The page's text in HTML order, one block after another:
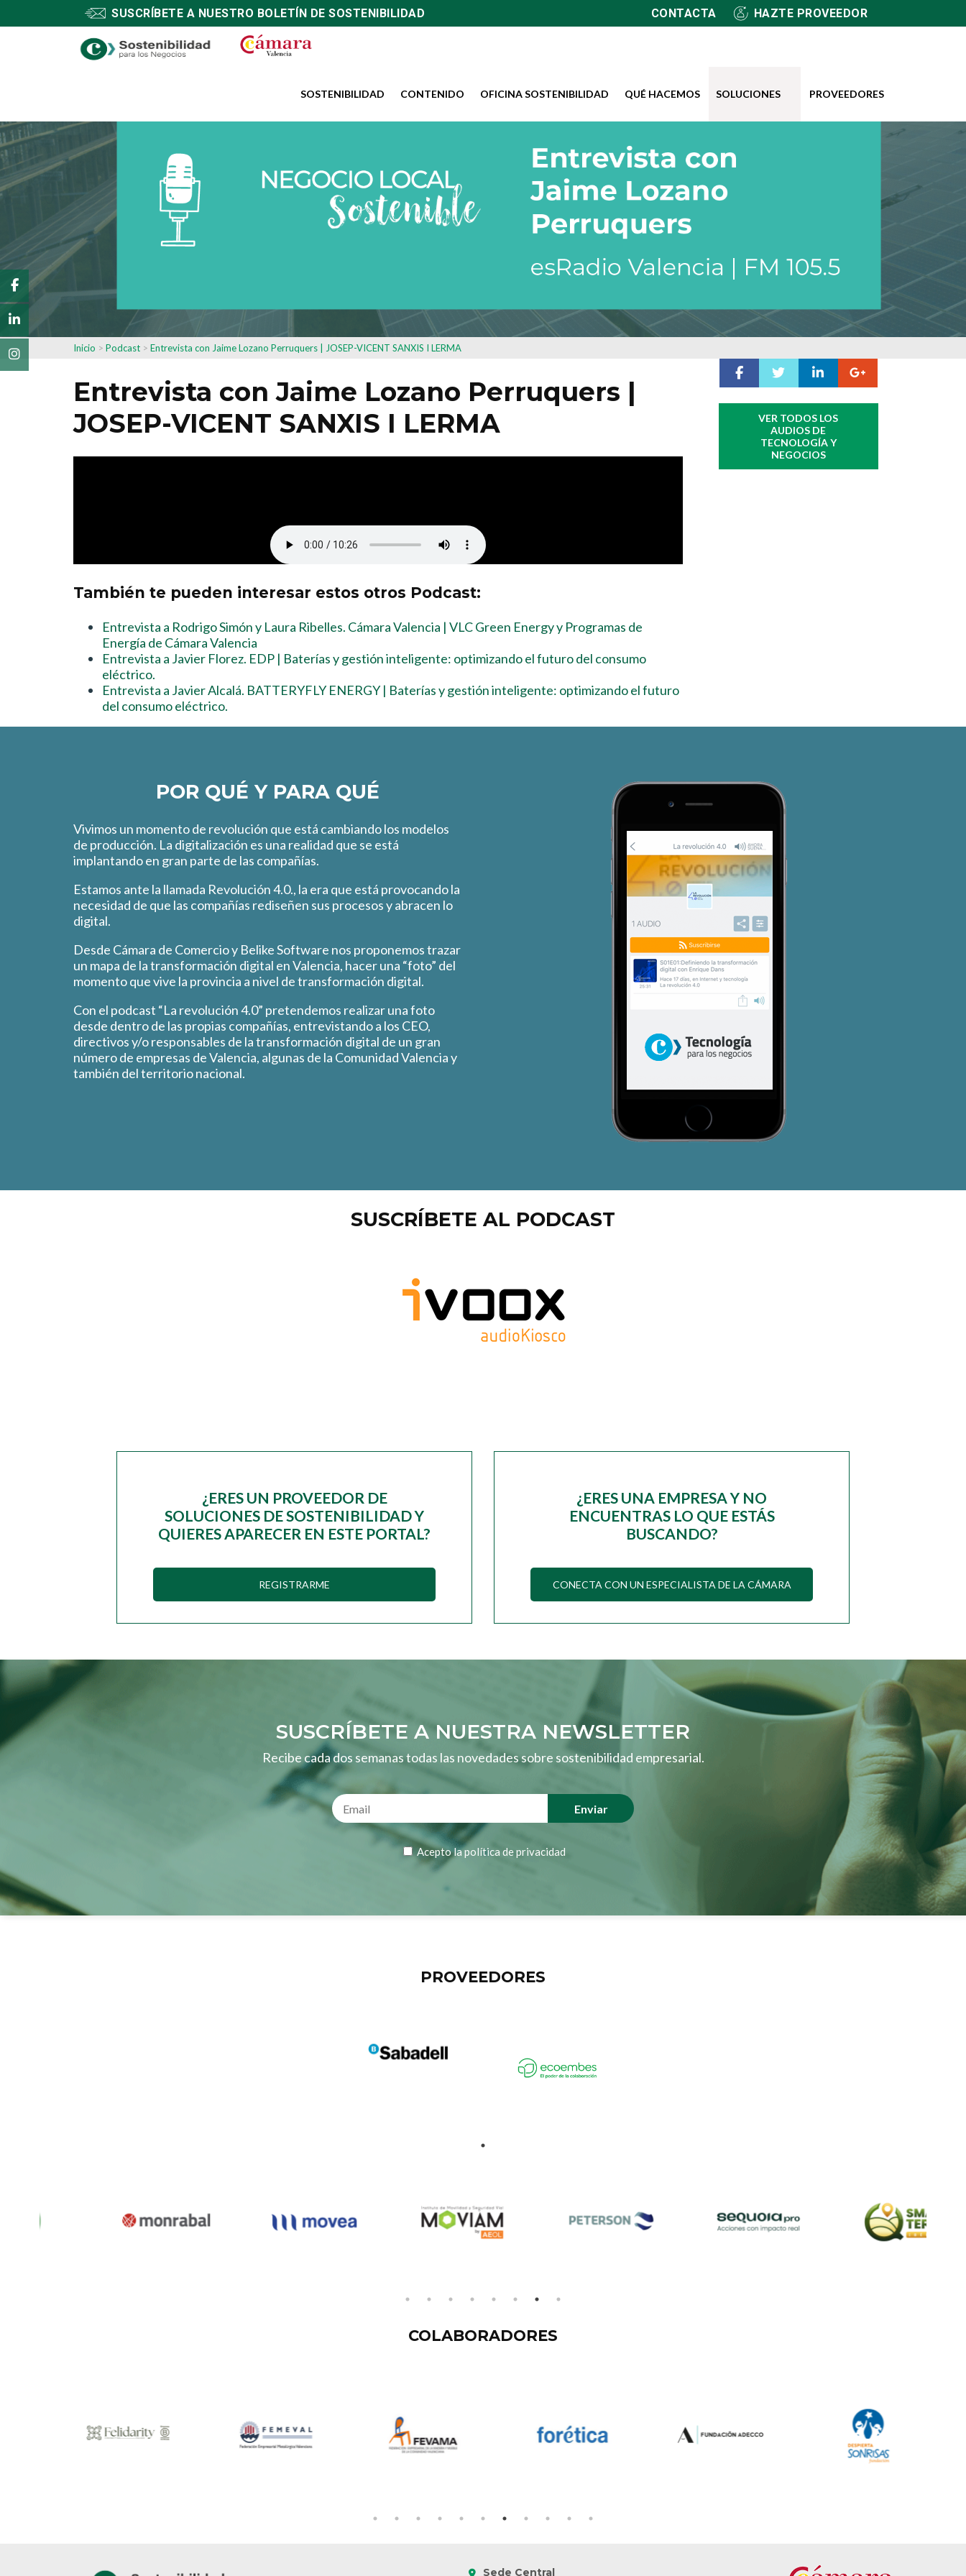
SUSCRÍBETE A NUESTRO BOLETÍN DE SOSTENIBILIDAD CONTACTA HAZTE PROVEEDOR
SOSTENIBILIDAD CONTENIDO OFICINA SOSTENIBILIDAD QUÉ HACEMOS SOLUCIONES PROVEEDORES
Inicio > Podcast > Entrevista con Jaime Lozano Perruquers | JOSEP-VICENT SANXIS I LERMA
Entrevista con Jaime Lozano Perruquers |
JOSEP-VICENT SANXIS I LERMA
También te pueden interesar estos otros Podcast:
Entrevista a Rodrigo Simón y Laura Ribelles. Cámara Valencia | VLC Green Energy y Programas de
Energía de Cámara Valencia
Entrevista a Javier Florez. EDP | Baterías y gestión inteligente: optimizando el futuro del consumo
eléctrico.
Entrevista a Javier Alcalá. BATTERYFLY ENERGY | Baterías y gestión inteligente: optimizando el futuro
del consumo eléctrico.
VER TODOS LOS
AUDIOS DE
TECNOLOGÍA Y
NEGOCIOS
POR QUÉ Y PARA QUÉ
Vivimos un momento de revolución que está cambiando los modelos
de producción. La digitalización es una realidad que se está
implantando en gran parte de las compañías.
Estamos ante la llamada Revolución 4.0., la era que está provocando la
necesidad de que las compañías rediseñen sus procesos y abracen lo
digital.
Desde Cámara de Comercio y Belike Software nos proponemos trazar
un mapa de la transformación digital en Valencia, hacer una “foto” del
momento que vive la provincia a nivel de transformación digital.
Con el podcast “La revolución 4.0” pretendemos realizar una foto
desde dentro de las propias compañías, entrevistando a los CEO,
directivos y/o responsables de la transformación digital de un gran
número de empresas de Valencia, algunas de la Comunidad Valencia y
también del territorio nacional.
SUSCRÍBETE AL PODCAST
¿ERES UN PROVEEDOR DE
SOLUCIONES DE SOSTENIBILIDAD Y
QUIERES APARECER EN ESTE PORTAL?
REGISTRARME
¿ERES UNA EMPRESA Y NO
ENCUENTRAS LO QUE ESTÁS
BUSCANDO?
CONECTA CON UN ESPECIALISTA DE LA CÁMARA
SUSCRÍBETE A NUESTRA NEWSLETTER
Recibe cada dos semanas todas las novedades sobre sostenibilidad empresarial.
Acepto lapolítica de privacidad
PROVEEDORES
COLABORADORES
Sede Central